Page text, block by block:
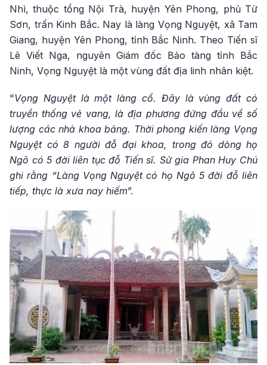
Nhì, thuộc tổng Nội Trà, huyện Yên Phong, phủ Từ
Sơn, trấn Kinh Bắc. Nay là làng Vọng Nguyệt, xã Tam
Giang, huyện Yên Phong, tỉnh Bắc Ninh. Theo Tiến sĩ
Lê Viết Nga, nguyên Giám đốc Bảo tàng tỉnh Bắc
Ninh, Vọng Nguyệt là một vùng đất địa linh nhân kiệt.
"Vọng Nguyệt là một làng cổ. Đây là vùng đất có
truyền thống vẻ vang, là địa phương đứng đầu về số
lượng các nhà khoa bảng. Thời phong kiến làng Vọng
Nguyệt có 8 người đỗ đại khoa, trong đó dòng họ
Ngô có 5 đời liên tục đỗ Tiến sĩ. Sử gia Phan Huy Chú
ghi rằng “Làng Vọng Nguyệt có họ Ngô 5 đời đỗ liên
tiếp, thực là xưa nay hiếm”.